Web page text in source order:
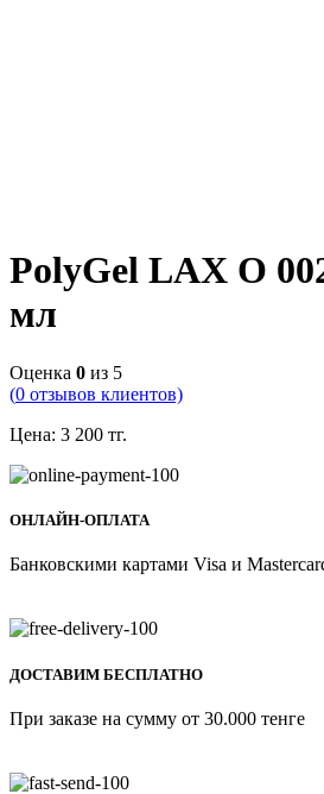
PolyGel LAX O
мл
Оценка 0 из 5
(0 отзывов клиентов)
Цена: 3 200 тг.
ОНЛАЙН-ОПЛАТА
Банковскими картами Visa и
ДОСТАВИМ БЕСПЛАТНО
При заказе на сумму от 30.000 тенге